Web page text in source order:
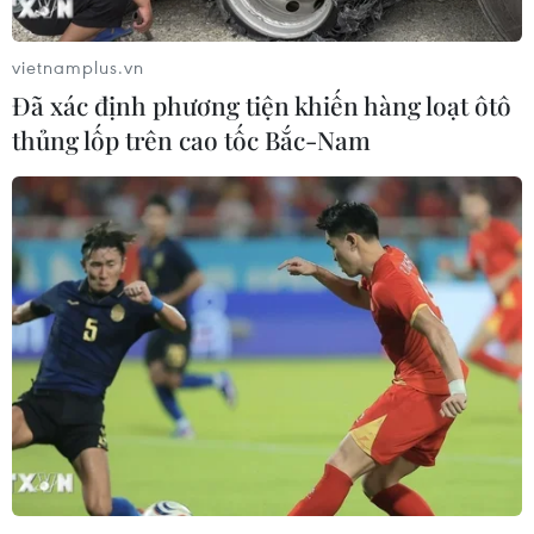
Cảnh sát khám xét nơi ở
của Huấn "Hoa Hồng"
06/08/2026 15:04
Chủ tịch Quốc hội Trần
Thanh Mẫn tiếp Đại sứ
Malaysia tại Việt Nam
06/08/2026 11:16
Nhận định Việt Nam vs
Campuchia: Vì sao thầy trò
Chiến dịch 500 ngày đêm:
Điện Biên hoàn thành gần
vietnamplus.vn
Đã xác định phương tiện khiến hàng loạt ôtô
thủng lốp trên cao tốc Bắc-Nam